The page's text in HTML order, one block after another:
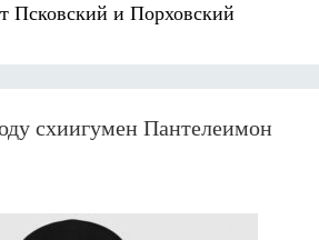
Псковский и Порховский
схиигумен Пантелеимон